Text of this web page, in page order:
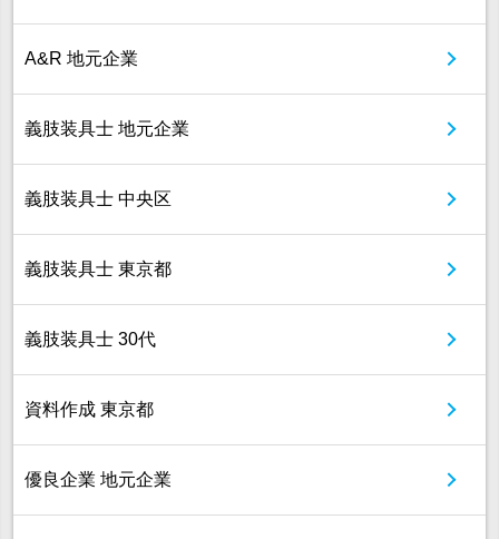
A&R 地元企業
義肢装具士 地元企業
義肢装具士 中央区
義肢装具士 東京都
義肢装具士 30代
資料作成 東京都
優良企業 地元企業